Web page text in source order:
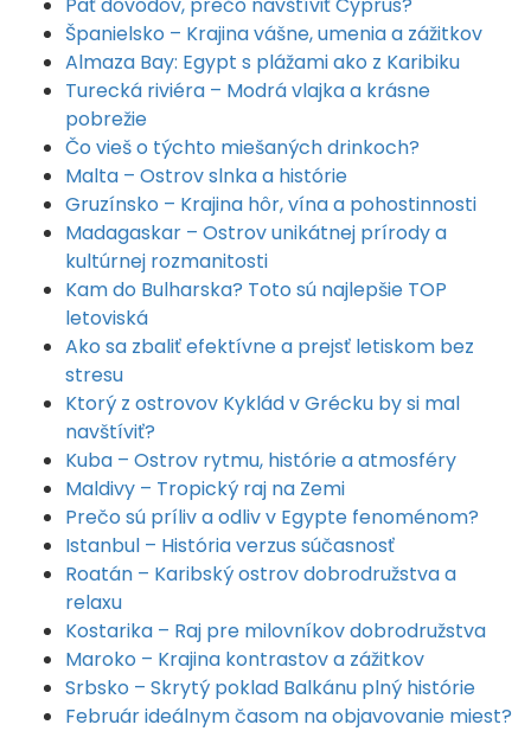
Španielsko – Krajina vášne, umenia a zážitkov
Almaza Bay: Egypt s plážami ako z Karibiku
Turecká riviéra – Modrá vlajka a krásne
pobrežie
Čo vieš o týchto miešaných drinkoch?
Malta – Ostrov slnka a histórie
Gruzínsko – Krajina hôr, vína a pohostinnosti
Madagaskar – Ostrov unikátnej prírody a
kultúrnej rozmanitosti
Kam do Bulharska? Toto sú najlepšie TOP
letoviská
Ako sa zbaliť efektívne a prejsť letiskom bez
stresu
Ktorý z ostrovov Kyklád v Grécku by si mal
navštíviť?
Kuba – Ostrov rytmu, histórie a atmosféry
Maldivy – Tropický raj na Zemi
Prečo sú príliv a odliv v Egypte fenoménom?
Istanbul – História verzus súčasnosť
Roatán – Karibský ostrov dobrodružstva a
relaxu
Kostarika – Raj pre milovníkov dobrodružstva
Maroko – Krajina kontrastov a zážitkov
Srbsko – Skrytý poklad Balkánu plný histórie
Február ideálnym časom na objavovanie miest?